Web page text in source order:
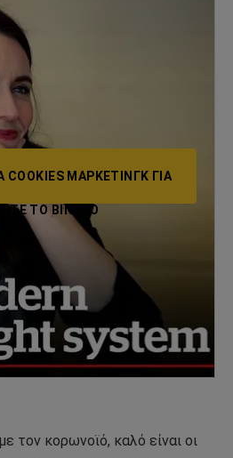
ΜΆΡΚΕΤΙΝΓΚ ΓΙΑ
ΤΟ ΒΙΝΤΕΟ
τον κορωνοϊό, καλό είναι οι